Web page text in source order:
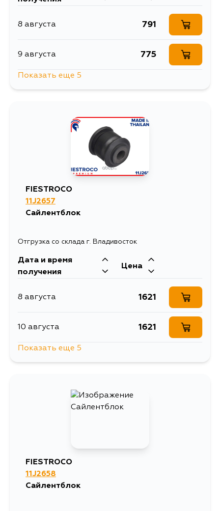
8 августа 791
9 августа 775
978
5 сентября
Показать еще 5
FIESTROCO
11J2657
Сайлентблок
Отгрузка со склада г. Владивосток
Дата и время
получения
Цена
8 августа 1621
10 августа 1621
1621
4 сентября
Показать еще 5
FIESTROCO
11J2658
Сайлентблок